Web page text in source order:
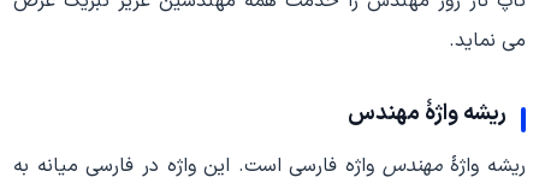
می نماید.
ریشه واژهٔ مهندس
ریشه واژهٔمهندس واژه فارسی است. این واژه در فارسی میانه به